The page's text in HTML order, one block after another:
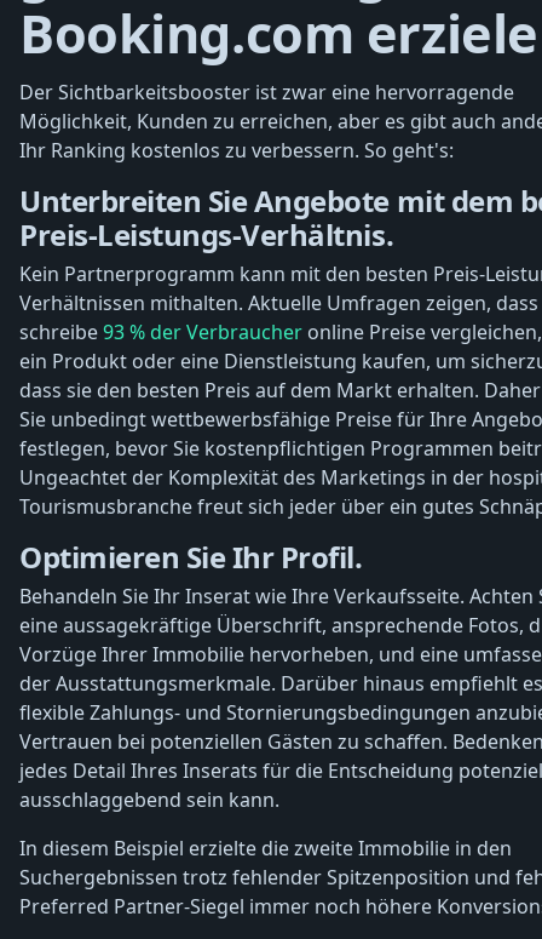
Booking.com
Der Sichtbarkeitsbooster ist zwar eine hervorragende
Möglichkeit, Kunden zu erreichen, aber es gibt auch
Ihr Ranking kostenlos zu verbessern. So geht's:
Unterbreiten Sie Angebote mit dem
Preis-Leistungs-Verhältnis.
Kein Partnerprogramm kann mit den besten Preis-
Verhältnissen mithalten. Aktuelle Umfragen zeigen,
schreibe93 % der Verbraucher online Preise
ein Produkt oder eine Dienstleistung kaufen, um
dass sie den besten Preis auf dem Markt erhalten.
Sie unbedingt wettbewerbsfähige Preise für Ihre
festlegen, bevor Sie kostenpflichtigen Programmen
Ungeachtet der Komplexität des Marketings in der
Tourismusbranche freut sich jeder über ein gutes
Optimieren Sie Ihr Profil.
Behandeln Sie Ihr Inserat wie Ihre Verkaufsseite. Achten
eine aussagekräftige Überschrift, ansprechende Fotos,
Vorzüge Ihrer Immobilie hervorheben, und eine
der Ausstattungsmerkmale. Darüber hinaus empfiehlt
flexible Zahlungs- und Stornierungsbedingungen
Vertrauen bei potenziellen Gästen zu schaffen.
jedes Detail Ihres Inserats für die Entscheidung
ausschlaggebend sein kann.
In diesem Beispiel erzielte die zweite Immobilie in den
Suchergebnissen trotz fehlender Spitzenposition und
Preferred Partner-Siegel immer noch höhere